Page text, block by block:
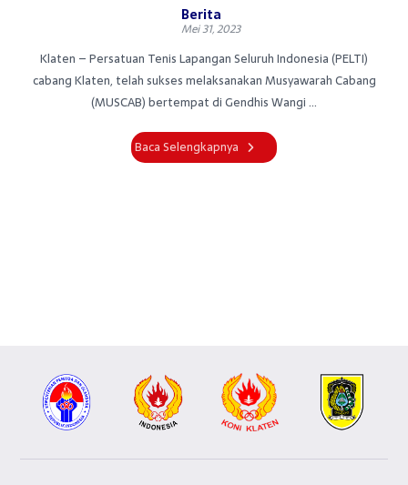
Berita
Mei 31, 2023
Klaten – Persatuan Tenis Lapangan Seluruh Indonesia (PELTI)
cabang Klaten, telah sukses melaksanakan Musyawarah Cabang
(MUSCAB) bertempat di Gendhis Wangi ...
Baca Selengkapnya